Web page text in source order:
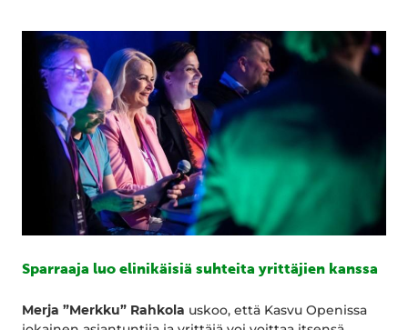
Sparraaja luo elinikäisiä suhteita yrittäjien kanssa
Merja ”Merkku” Rahkola uskoo, että Kasvu Openissa